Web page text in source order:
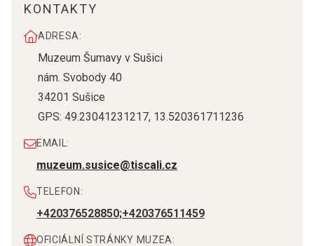
KONTAKTY
ADRESA:
Muzeum Šumavy v Sušici
nám. Svobody 40
34201 Sušice
GPS: 49.23041231217, 13.520361711236
EMAIL:
muzeum.susice@tiscali.cz
TELEFON:
+420376528850;+420376511459
OFICIÁLNÍ STRÁNKY MUZEA: